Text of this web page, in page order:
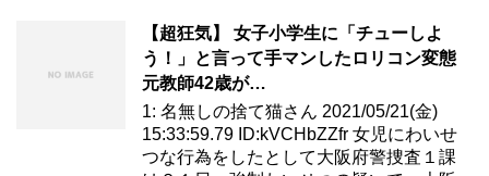
【超狂気】 女子小学生に「チューしよ
う！」と言って手マンしたロリコン変態
元教師42歳が…
1: 名無しの捨て猫さん 2021/05/21(金)
15:33:59.79 ID:kVCHbZZfr 女児にわいせ
つな行為をしたとして大阪府警捜査１課